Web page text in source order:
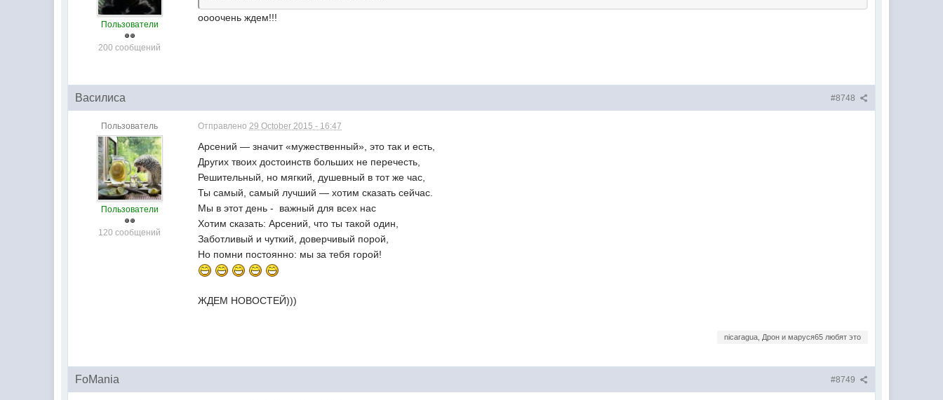
Пользователи
200 сообщений
оооочень ждем!!!
#8748
Василиса
Пользователь
Пользователи
120 сообщений
Отправлено29 October 2015 - 16:47
Арсений — значит «мужественный», это так и есть,
Других твоих достоинств больших не перечесть,
Решительный, но мягкий, душевный в тот же час,
Ты самый, самый лучший — хотим сказать сейчас.
Мы в этот день - важный для всех нас
Хотим сказать: Арсений, что ты такой один,
Заботливый и чуткий, доверчивый порой,
Но помни постоянно: мы за тебя горой!
ЖДЕМ НОВОСТЕЙ)))
nicaragua, Дрон и маруся65 любят это
#8749
FoMania